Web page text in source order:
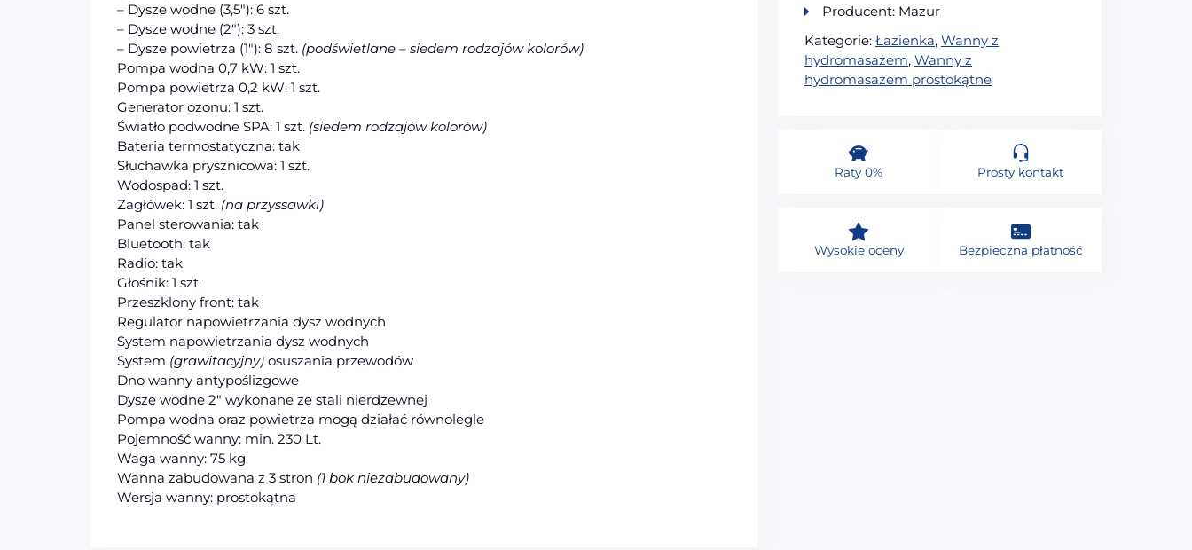
– Dysze wodne (3,5″): 6 szt.
– Dysze wodne (2″): 3 szt.
– Dysze powietrza (1″): 8 szt. (podświetlane – siedem rodzajów kolorów)
Pompa wodna 0,7 kW: 1 szt.
Pompa powietrza 0,2 kW: 1 szt.
Generator ozonu: 1 szt.
Światło podwodne SPA: 1 szt. (siedem rodzajów kolorów)
Bateria termostatyczna: tak
Słuchawka prysznicowa: 1 szt.
Wodospad: 1 szt.
Zagłówek: 1 szt. (na przyssawki)
Panel sterowania: tak
Bluetooth: tak
Radio: tak
Głośnik: 1 szt.
Przeszklony front: tak
Regulator napowietrzania dysz wodnych
System napowietrzania dysz wodnych
System (grawitacyjny) osuszania przewodów
Dno wanny antypoślizgowe
Dysze wodne 2″ wykonane ze stali nierdzewnej
Pompa wodna oraz powietrza mogą działać równolegle
Pojemność wanny: min. 230 Lt.
Waga wanny: 75 kg
Wanna zabudowana z 3 stron (1 bok niezabudowany)
Wersja wanny: prostokątna
Producent: Mazur
Kategorie: Łazienka, Wanny z
hydromasażem, Wanny z
hydromasażem prostokątne
Raty 0% Prosty kontakt
Wysokie oceny Bezpieczna płatność